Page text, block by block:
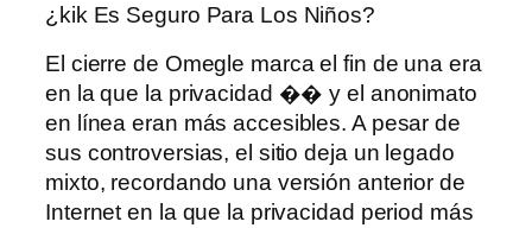
¿kik Es Seguro Para Los Niños?
El cierre de Omegle marca el fin de una era
en la que la privacidad �� y el anonimato
en línea eran más accesibles. A pesar de
sus controversias, el sitio deja un legado
mixto, recordando una versión anterior de
Internet en la que la privacidad period más